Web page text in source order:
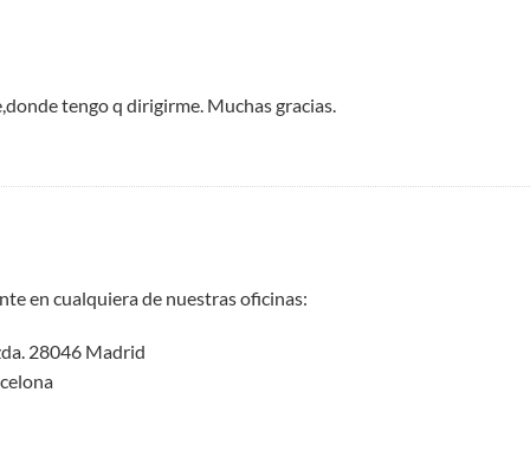
tengo q dirigirme. Muchas gracias.
en cualquiera de nuestras oficinas:
28046 Madrid